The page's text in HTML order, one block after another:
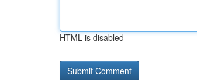
HTML is disabled